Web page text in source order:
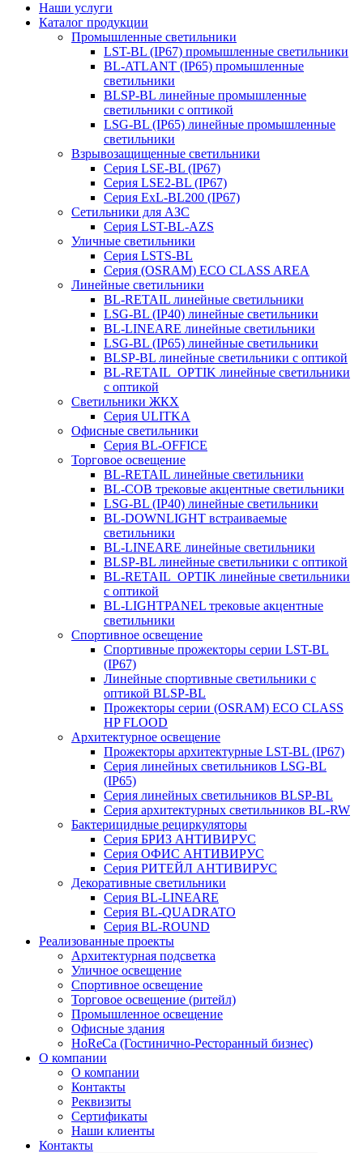
Наши услуги
Каталог продукции
Промышленные светильники
LST-BL (IP67) промышленные светильники
BL-ATLANT (IP65) промышленные
светильники
BLSP-BL линейные промышленные
светильники с оптикой
LSG-BL (IP65) линейные промышленные
светильники
Взрывозащищенные светильники
Серия LSE-BL (IP67)
Серия LSE2-BL (IP67)
Серия ExL-BL200 (IP67)
Сетильники для АЗС
Серия LST-BL-AZS
Уличные светильники
Серия LSTS-BL
Серия (ОSRAM) ECO CLASS AREA
Линейные светильники
BL-RETAIL линейные светильники
LSG-BL (IP40) линейные светильники
BL-LINEARE линейные светильники
LSG-BL (IP65) линейные светильники
BLSP-BL линейные светильники с оптикой
BL-RETAIL_OPTIK линейные светильники
с оптикой
Светильники ЖКХ
Серия ULITKA
Офисные светильники
Серия BL-OFFICE
Торговое освещение
BL-RETAIL линейные светильники
BL-COB трековые акцентные светильники
LSG-BL (IP40) линейные светильники
BL-DOWNLIGHT встраиваемые
светильники
BL-LINEARE линейные светильники
BLSP-BL линейные светильники с оптикой
BL-RETAIL_OPTIK линейные светильники
с оптикой
BL-LIGHTPANEL трековые акцентные
светильники
Спортивное освещение
Спортивные прожекторы серии LST-BL
(IP67)
Линейные спортивные светильники с
оптикой BLSP-BL
Прожекторы серии (OSRAM) ECO CLASS
HP FLOOD
Архитектурное освещение
Прожекторы архитектурные LST-BL (IP67)
Серия линейных светильников LSG-BL
(IP65)
Серия линейных светильников BLSP-BL
Серия архитектурных светильников BL-RW
Бактерицидные рециркуляторы
Серия БРИЗ АНТИВИРУС
Серия ОФИС АНТИВИРУС
Серия РИТЕЙЛ АНТИВИРУС
Декоративные светильники
Серия BL-LINEARE
Серия BL-QUADRATO
Серия BL-ROUND
Реализованные проекты
Архитектурная подсветка
Уличное освещение
Спортивное освещение
Торговое освещение (ритейл)
Промышленное освещение
Офисные здания
HoReCa (Гостинично-Ресторанный бизнес)
О компании
О компании
Контакты
Реквизиты
Сертификаты
Наши клиенты
Контакты